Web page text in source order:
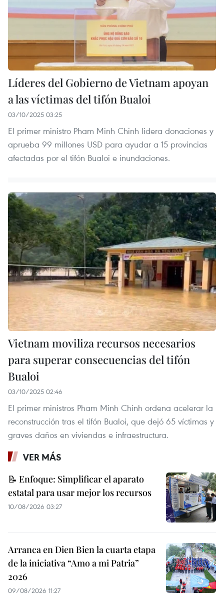
Líderes del Gobierno de Vietnam apoyan
a las víctimas del tifón Bualoi
03/10/2025 03:25
El primer ministro Pham Minh Chinh lidera donaciones y
aprueba 99 millones USD para ayudar a 15 provincias
afectadas por el tifón Bualoi e inundaciones.
Vietnam moviliza recursos necesarios
para superar consecuencias del tifón
Bualoi
03/10/2025 02:46
El primer ministros Pham Minh Chinh ordena acelerar la
reconstrucción tras el tifón Bualoi, que dejó 65 víctimas y
graves daños en viviendas e infraestructura.
VER MÁS
📝 Enfoque: Simplificar el aparato
estatal para usar mejor los recursos
10/08/2026 03:27
Arranca en Dien Bien la cuarta etapa
de la iniciativa “Amo a mi Patria”
2026
09/08/2026 11:27